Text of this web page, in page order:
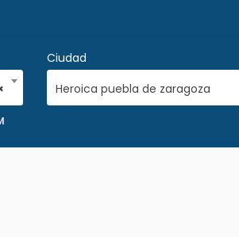
Ciudad
Heroica puebla de zaragoza